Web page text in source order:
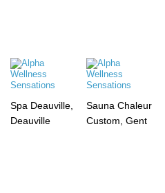
Spa Deauville,
Deauville
Sauna Chaleur
Custom, Gent